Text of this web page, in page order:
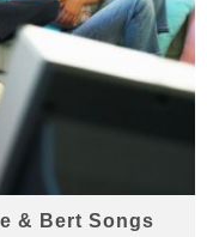
& Bert Songs